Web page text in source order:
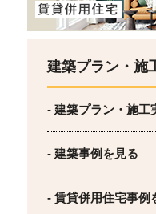
建築プラン・施
- 建築プラン・施工
- 建築事例を見る
- 賃貸併用住宅事例